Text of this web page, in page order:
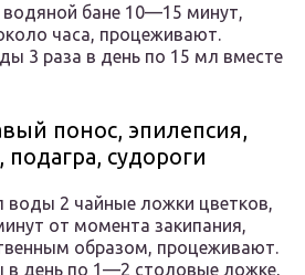
бане 10—15 минут,
часа, процеживают.
3 раза в день по 15 мл вместе
понос, эпилепсия,
судороги
2 чайные ложки цветков,
от момента закипания,
образом, процеживают.
день по 1—2 столовые ложке,